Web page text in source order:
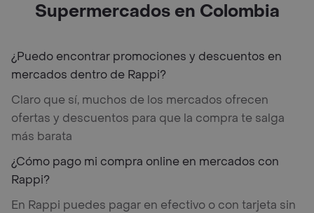
Supermercados en Colombia
¿Puedo encontrar promociones y descuentos en
mercados dentro de Rappi?
Claro que sí, muchos de los mercados ofrecen
ofertas y descuentos para que la compra te salga
más barata
¿Cómo pago mi compra online en mercados con
Rappi?
En Rappi puedes pagar en efectivo o con tarjeta sin